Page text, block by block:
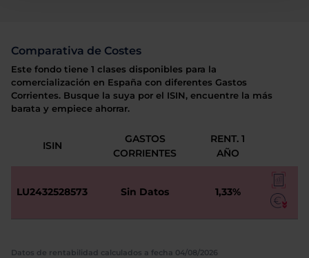
Comparativa de Costes
Este fondo tiene 1 clases disponibles para la
comercialización en España con diferentes Gastos
Corrientes. Busque la suya por el ISIN, encuentre la más
barata y empiece ahorrar.
ISIN
GASTOS
CORRIENTES
RENT. 1
AÑO
LU2432528573 Sin Datos 1,33%
Datos de rentabilidad calculados a fecha 04/08/2026